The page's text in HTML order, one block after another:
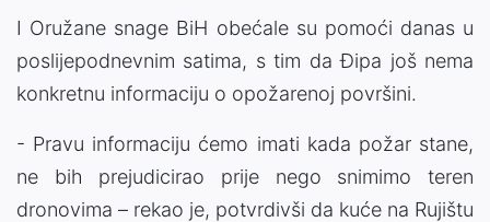
I Oružane snage BiH obećale su pomoći danas u
poslijepodnevnim satima, s tim da Đipa još nema
konkretnu informaciju o opožarenoj površini.
- Pravu informaciju ćemo imati kada požar stane,
ne bih prejudicirao prije nego snimimo teren
dronovima – rekao je, potvrdivši da kuće na Rujištu